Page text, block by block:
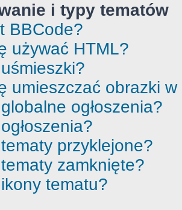
i typy tematów
BBCode?
używać HTML?
umieszczać obrazki
ogłoszenia?
przyklejone?
zamknięte?
tematu?